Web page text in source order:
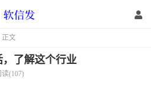
正文
了解这个行业
读(107)